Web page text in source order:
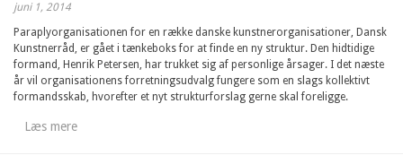
juni 1, 2014
Paraplyorganisationen for en række danske kunstnerorganisationer, Dansk
Kunstnerråd, er gået i tænkeboks for at finde en ny struktur. Den hidtidige
formand, Henrik Petersen, har trukket sig af personlige årsager. I det næste
år vil organisationens forretningsudvalg fungere som en slags kollektivt
formandsskab, hvorefter et nyt strukturforslag gerne skal foreligge.
Læs mere